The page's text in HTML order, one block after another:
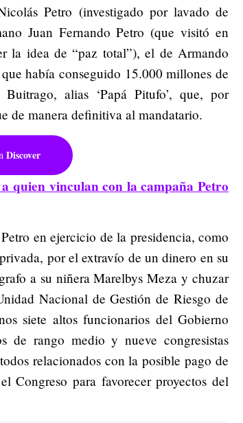
Petro (investigado por lavado de
Juan Fernando Petro (que visitó en
la idea de “paz total”), el de Armando
había conseguido 15.000 millones de
alias ‘Papá Pitufo’, que, por
de manera definitiva al mandatario.
Discover
a quien vinculan con la campaña Petro
en ejercicio de la presidencia, como
por el extravío de un dinero en su
a su niñera Marelbys Meza y chuzar
Nacional de Gestión de Riesgo de
siete altos funcionarios del Gobierno
de rango medio y nueve congresistas
relacionados con la posible pago de
Congreso para favorecer proyectos del